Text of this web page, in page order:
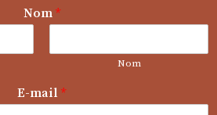
Nom *
Nom
E-mail *